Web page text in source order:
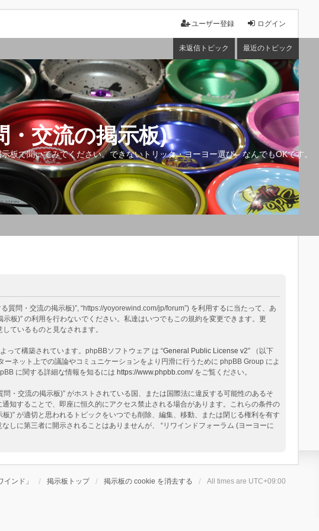
ログイン
ユーザー登録
未返信トピック 最近のトピック
・交流の掲示板)
で聞いてみてください。できないトリック・ヨーヨー選び、なんでもOKです。
質問・交流の掲示板)”, “https://yoyorewind.com/jp/forum”) を利用するに当たって、あ
板)” の利用を行わないでください。私達はいつでもこの規約を変更できます。更
ているものと見なされます。
って構築されています。phpBBソフトウェア は “General Public License v2” （以下
ネット上での議論やコミュニケーションをより円滑に行うために phpBB Group によ
に関する詳細な情報を知るには https://www.phpbb.com/をご覧ください。
・交流の掲示板)” がホストされている国、または国際法に違反する可能性のあるそ
知することで、即座に恒久的にアクセス禁止される場合があります。これらの条件の
)” が適切と思われるトピックをいつでも削除、編集、移動、または閉じる権利を有す
しに第三者に開示されることはありませんが、 “リワインドフォーラム (ヨーヨーに
ンド」 掲示板トップ 掲示板の cookie を消去する All times are UTC+09:00